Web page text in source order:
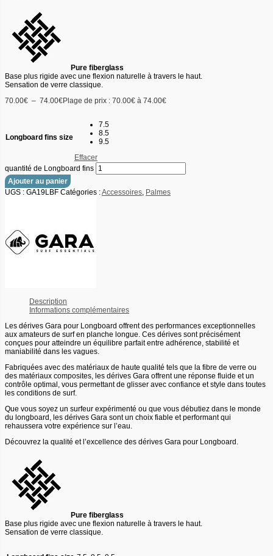
Pure fiberglass
Base plus rigide avec une flexion naturelle à travers le haut.
Sensation de verre classique.
70.00€ – 74.00€Plage de prix : 70.00€ à 74.00€
Longboard fins size
7.5
8.5
9.5
Effacer
quantité de Longboard fins
Ajouter au panier
UGS : GA19LBF Catégories :Accessoires, Palmes
Description
Informations complémentaires
Les dérives Gara pour Longboard offrent des performances exceptionnelles
aux amateurs de surf en planche longue. Ces dérives sont précisément
conçues pour atteindre un équilibre parfait entre adhérence, stabilité et
maniabilité dans les vagues.
Fabriquées avec des matériaux de haute qualité tels que la fibre de verre ou
des matériaux composites, les dérives Gara offrent une réponse fluide et un
contrôle optimal, vous permettant de glisser avec confiance et style dans toutes
les conditions de surf.
Que vous soyez un surfeur expérimenté ou que vous débutiez dans le monde
du longboard, les dérives Gara sont un choix fiable et performant qui
rehaussera votre expérience sur l’eau.
Découvrez la qualité et l’excellence des dérives Gara pour Longboard.
Pure fiberglass
Base plus rigide avec une flexion naturelle à travers le haut.
Sensation de verre classique.